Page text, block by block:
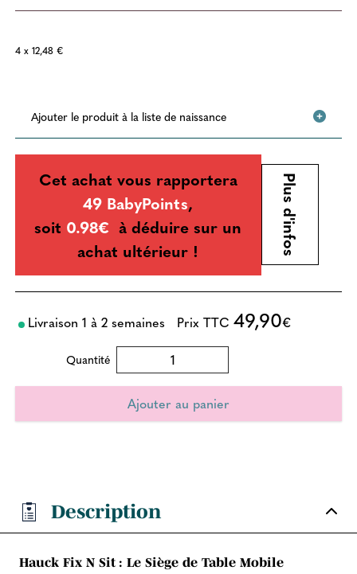
4 x 12,48 €
Ajouter le produit à la liste de naissance
Cet achat vous rapportera
49 BabyPoints,
soit 0.98€ à déduire sur un
achat ultérieur !
Plus d'infos
Livraison 1 à 2 semaines Prix TTC 49,90€
Quantité
Description
Hauck Fix N Sit : Le Siège de Table Mobile